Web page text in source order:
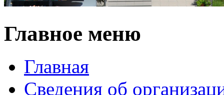
Главное меню
Главная
Сведения об